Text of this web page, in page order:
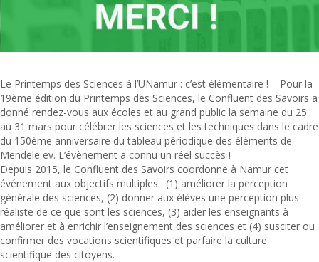
Le Printemps des Sciences à l’UNamur : c’est élémentaire ! – Pour la
19ème édition du Printemps des Sciences, le Confluent des Savoirs a
donné rendez-vous aux écoles et au grand public la semaine du 25
au 31 mars pour célébrer les sciences et les techniques dans le cadre
du 150ème anniversaire du tableau périodique des éléments de
Mendeleïev. L’évènement a connu un réel succès !
Depuis 2015, le Confluent des Savoirs coordonne à Namur cet
événement aux objectifs multiples : (1) améliorer la perception
générale des sciences, (2) donner aux élèves une perception plus
réaliste de ce que sont les sciences, (3) aider les enseignants à
améliorer et à enrichir l’enseignement des sciences et (4) susciter ou
confirmer des vocations scientifiques et parfaire la culture
scientifique des citoyens.